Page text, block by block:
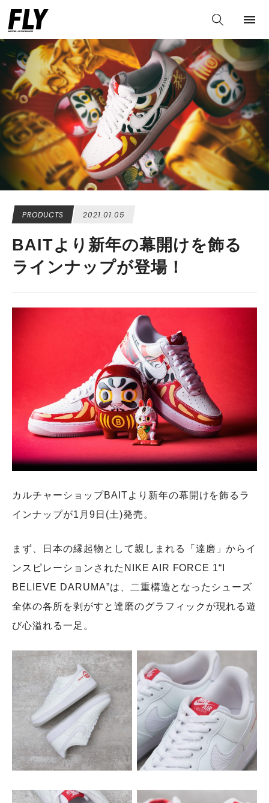
PRODUCTS 2021.01.05
BAITより新年の幕開けを飾る
ラインナップが登場！
カルチャーショップBAITより新年の幕開けを飾るラ
インナップが1月9日(土)発売。
まず、日本の縁起物として親しまれる「達磨」からイ
ンスピレーションされたNIKE AIR FORCE 1“I
BELIEVE DARUMA”は、二重構造となったシューズ
全体の各所を剥がすと達磨のグラフィックが現れる遊
び心溢れる一足。